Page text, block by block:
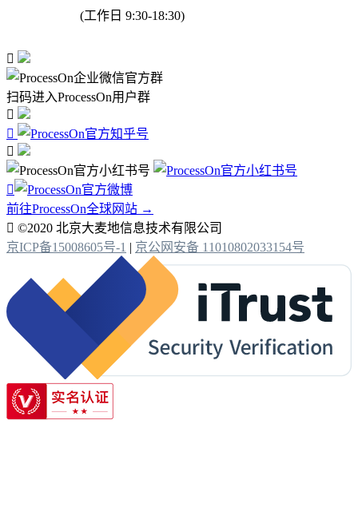
(工作日 9:30-18:30)

扫码进入ProcessOn用户群




前往ProcessOn全球网站 →
 ©2020 北京大麦地信息技术有限公司
京ICP备15008605号-1 | 京公网安备 11010802033154号